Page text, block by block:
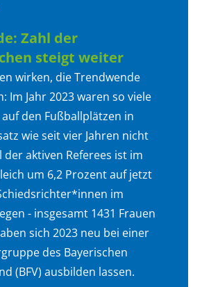
Zahl der
steigt weiter
wirken, die Trendwende
Im Jahr 2023 waren so viele
den Fußballplätzen in
wie seit vier Jahren nicht
der aktiven Referees ist im
um 6,2 Prozent auf jetzt
im
- insgesamt 1431 Frauen
sich 2023 neu bei einer
des Bayerischen
(BFV) ausbilden lassen.